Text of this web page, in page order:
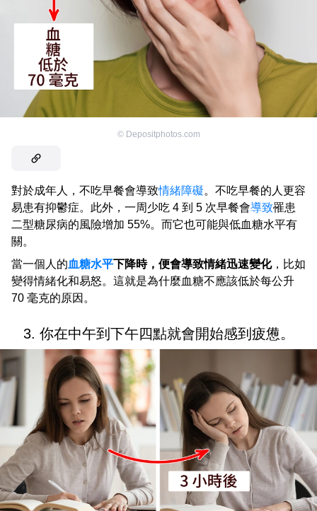
© Depositphotos.com
對於成年人，不吃早餐會導致情緒障礙。不吃早餐的人更容
易患有抑鬱症。此外，一周少吃 4 到 5 次早餐會導致罹患
二型糖尿病的風險增加 55%。而它也可能與低血糖水平有
關。
當一個人的血糖水平下降時，便會導致情緒迅速變化，比如
變得情緒化和易怒。這就是為什麼血糖不應該低於每公升
70 毫克的原因。
3. 你在中午到下午四點就會開始感到疲憊。